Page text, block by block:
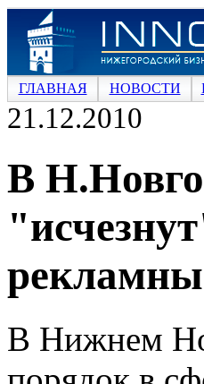
ГЛАВНАЯ НОВОСТИ
21.12.2010
В
В Нижнем